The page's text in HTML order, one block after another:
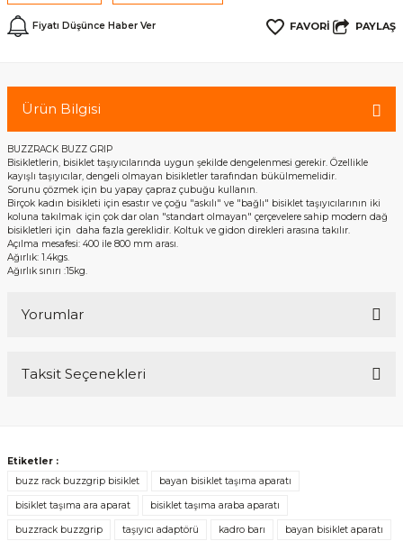
Fiyatı Düşünce Haber Ver PAYLAŞ
Ürün Bilgisi
BUZZRACK BUZZ GRIP
Bisikletlerin, bisiklet taşıyıcılarında uygun şekilde dengelenmesi gerekir. Özellikle
kayışlı taşıyıcılar, dengeli olmayan bisikletler tarafından bükülmemelidir.
Sorunu çözmek için bu yapay çapraz çubuğu kullanın.
Birçok kadın bisikleti için esastır ve çoğu "askılı" ve "bağlı" bisiklet taşıyıcılarının iki
koluna takılmak için çok dar olan "standart olmayan" çerçevelere sahip modern dağ
bisikletleri için daha fazla gereklidir. Koltuk ve gidon direkleri arasına takılır.
Açılma mesafesi: 400 ile 800 mm arası.
Ağırlık: 1.4kgs.
Ağırlık sınırı :15kg.
Yorumlar
Taksit Seçenekleri
Etiketler :
buzz rack buzzgrip bisiklet
bayan bisiklet taşıma aparatı
bisiklet taşıma ara aparat bisiklet taşıma araba aparatı
buzzrack buzzgrip taşıyıcı adaptörü kadro barı bayan bisiklet aparatı